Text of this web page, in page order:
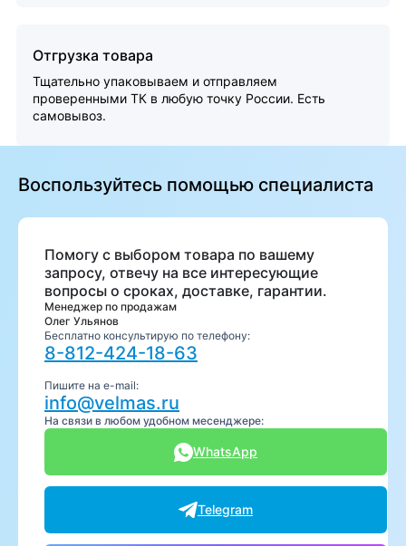
Отгрузка товара
Тщательно упаковываем и отправляем
проверенными ТК в любую точку России. Есть
самовывоз.
Воспользуйтесь помощью специалиста
Помогу с выбором товара по вашему
запросу, отвечу на все интересующие
вопросы о сроках, доставке, гарантии.
Менеджер по продажам
Олег Ульянов
Бесплатно консультирую по телефону:
8-812-424-18-63
Пишите на e-mail:
info@velmas.ru
На связи в любом удобном месенджере:
WhatsApp
Telegram